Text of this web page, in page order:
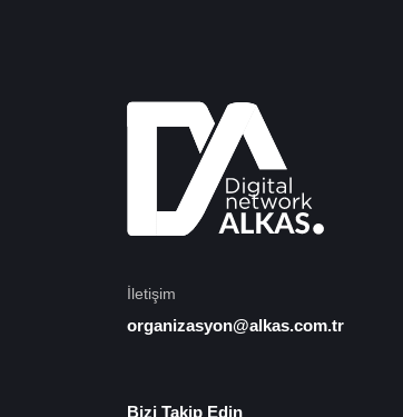
İletişim
organizasyon@alkas.com.tr
Bizi Takip Edin